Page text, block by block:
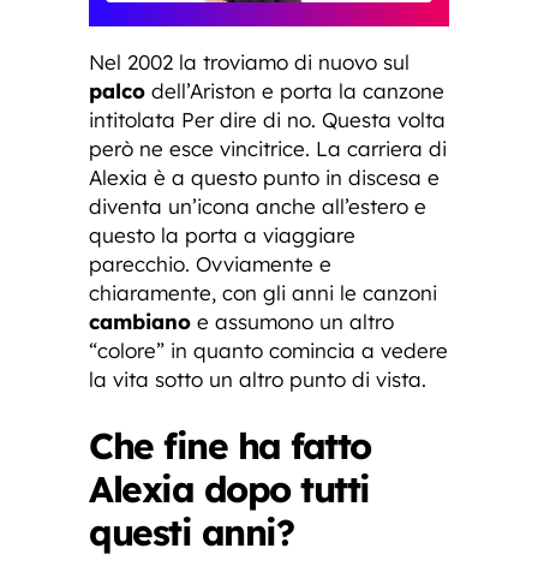
Nel 2002 la troviamo di nuovo sul
palco dell’Ariston e porta la canzone
intitolata Per dire di no. Questa volta
però ne esce vincitrice. La carriera di
Alexia è a questo punto in discesa e
diventa un’icona anche all’estero e
questo la porta a viaggiare
parecchio. Ovviamente e
chiaramente, con gli anni le canzoni
cambiano e assumono un altro
“colore” in quanto comincia a vedere
la vita sotto un altro punto di vista.
Che fine ha fatto
Alexia dopo tutti
questi anni?